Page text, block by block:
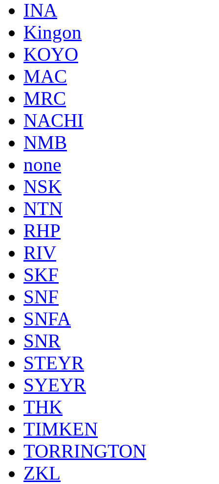
INA
Kingon
KOYO
MAC
MRC
NACHI
NMB
none
NSK
NTN
RHP
RIV
SKF
SNF
SNFA
SNR
STEYR
SYEYR
THK
TIMKEN
TORRINGTON
ZKL